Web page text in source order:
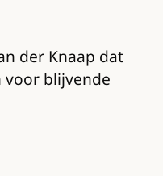
der Knaap dat
voor blijvende